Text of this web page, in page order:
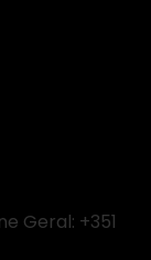
Geral: +351